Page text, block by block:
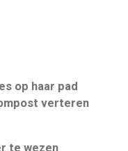
op haar pad
verteren
te wezen